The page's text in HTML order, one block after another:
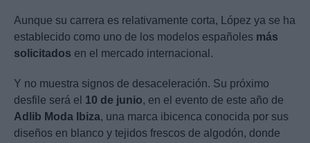
Aunque su carrera es relativamente corta, López ya se ha
establecido como uno de los modelos españoles más
solicitados en el mercado internacional.
Y no muestra signos de desaceleración. Su próximo
desfile será el 10 de junio, en el evento de este año de
Adlib Moda Ibiza, una marca ibicenca conocida por sus
diseños en blanco y tejidos frescos de algodón, donde